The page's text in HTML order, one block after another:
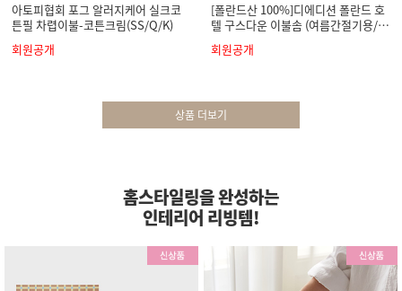
아토피협회 포그 알러지케어 실크코
튼필 차렵이불-코튼크림(SS/Q/K)
회원공개
[폴란드산 100%]디에디션 폴란드 호
텔 구스다운 이불솜 (여름간절기용/사
계절용)
회원공개
상품 더보기
홈스타일링을 완성하는
인테리어 리빙템!